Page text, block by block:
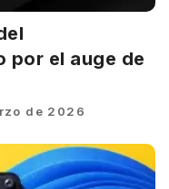
por el auge de
de 2026